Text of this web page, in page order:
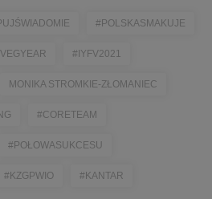
#POLSKASMAKUJE
#IYFV2021
MONIKA STROMKIE-ZŁOMANIEC
#CORETEAM
#POŁOWASUKCESU
#KZGPWIO #KANTAR